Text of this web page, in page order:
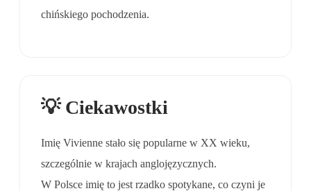
chińskiego pochodzenia.
💡 Ciekawostki
Imię Vivienne stało się popularne w XX wieku,
szczególnie w krajach anglojęzycznych.
W Polsce imię to jest rzadko spotykane, co czyni je